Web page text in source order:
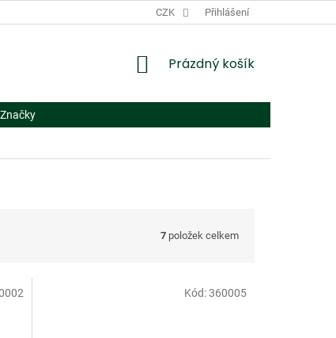
NÁHRADNÍ PLNĚNÍ
CZK Přihlášení
NÁKUPNÍ
Prázdný košík
Značky
7 položek celkem
Kód:360005